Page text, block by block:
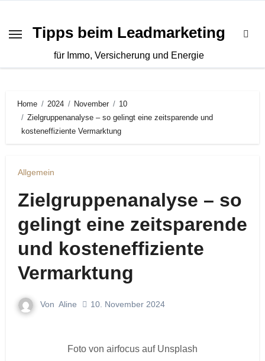
springenTipps beim Leadmarketing
für Immo, Versicherung und Energie
Home 2024 November
10
Zielgruppenanalyse – so gelingt eine zeitsparende und
kosteneffiziente Vermarktung
Allgemein
Zielgruppenanalyse – so
gelingt eine zeitsparende
und kosteneffiziente
Vermarktung
Von Aline 10. November 2024
Foto von airfocus auf Unsplash